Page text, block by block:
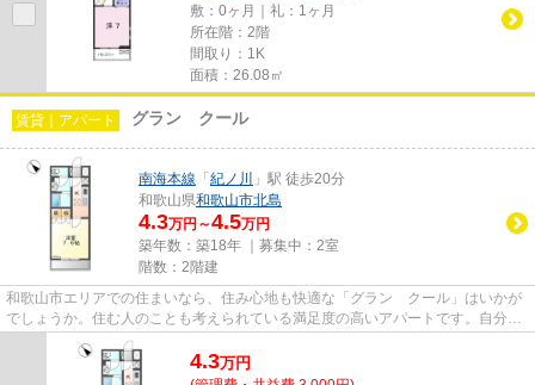
敷：0ヶ月｜礼：1ヶ月
所在階：2階
間取り：1K
面積：26.08㎡
賃貸｜アパート グラン クール
南海本線 「 紀ノ川
」駅 徒歩20分
和歌山県和歌山市北島
4.3万円～4.5万円
築年数：築18年 ｜募集中： 2室
階数：2階建
和歌山市エリアでの住まいなら、住み心地も快適な「グラン クール」はいかが
でしょうか。住む人のことも考えられている満足度の高いアパートです。自分の
ライフスタイルに必要なお住...
4.3万円